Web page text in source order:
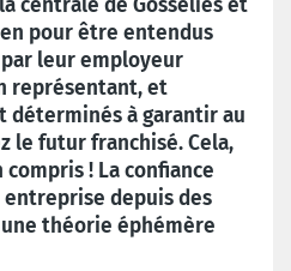
pour être entendus
leur employeur
représentant, et
déterminés à garantir au
le futur franchisé. Cela,
! La confiance
depuis des
une théorie éphémère